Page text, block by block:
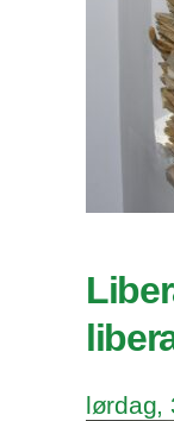
lørdag,